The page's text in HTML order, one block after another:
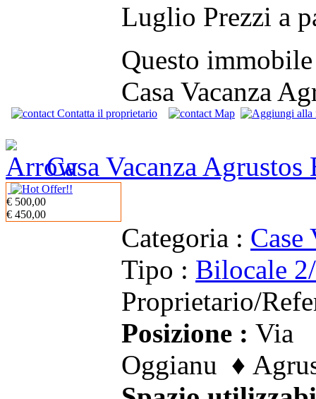
Luglio Prezzi a
Questo
Casa Vacanza
Contatta il proprietario Map
Casa Vacanza
€ 500,00
€ 450,00
Categoria : Case
Tipo : Bilocale
Proprietario/
Posizione : Via
Oggianu ♦